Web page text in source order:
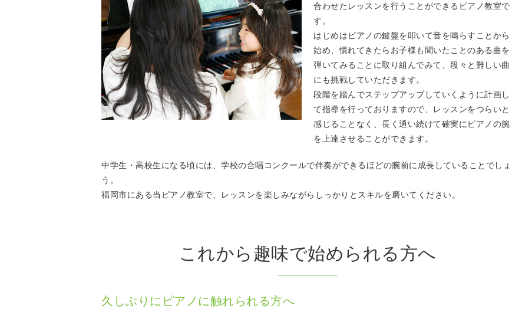
合わせたレッスンを行うことができるピアノ教室で
す。
はじめはピアノの鍵盤を叩いて音を鳴らすことから
始め、慣れてきたらお子様も聞いたことのある曲を
弾いてみることに取り組んでみて、段々と難しい曲
にも挑戦していただきます。
段階を踏んでステップアップしていくように計画し
て指導を行っておりますので、レッスンをつらいと
感じることなく、長く通い続けて確実にピアノの腕
を上達させることができます。
中学生・高校生になる頃には、学校の合唱コンクールで伴奏ができるほどの腕前に成長していることでしょ
う。
福岡市にある当ピアノ教室で、レッスンを楽しみながらしっかりとスキルを磨いてください。
これから趣味で始められる方へ
久しぶりにピアノに触れられる方へ